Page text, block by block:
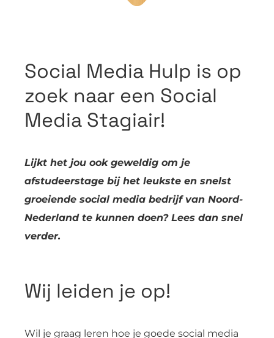
Social Media Hulp is op
zoek naar een Social
Media Stagiair!
Lijkt het jou ook geweldig om je
afstudeerstage bij het leukste en snelst
groeiende social media bedrijf van Noord-
Nederland te kunnen doen? Lees dan snel
verder.
Wij leiden je op!
Wil je graag leren hoe je goede social media